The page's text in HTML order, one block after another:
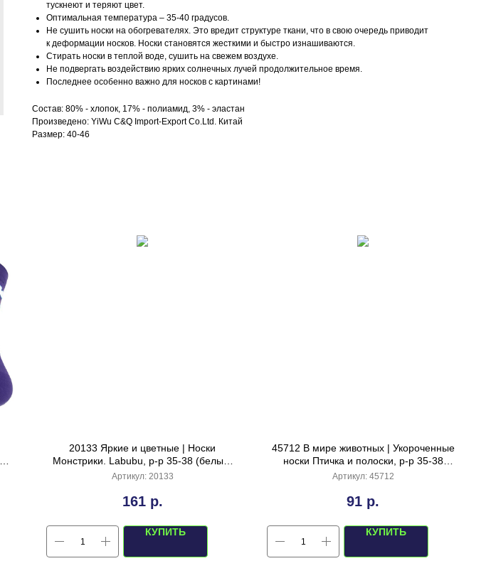
тускнеют и теряют цвет.
Оптимальная температура – 35-40 градусов.
Не сушить носки на обогревателях. Это вредит структуре ткани, что в свою очередь приводит
к деформации носков. Носки становятся жесткими и быстро изнашиваются.
Стирать носки в теплой воде, сушить на свежем воздухе.
Не подвергать воздействию ярких солнечных лучей продолжительное время.
Последнее особенно важно для носков с картинами!
Состав: 80% - хлопок, 17% - полиамид, 3% - эластан
Произведено: YiWu C&Q Import-Export Co.Ltd. Китай
Размер: 40-46
20133 Яркие и цветные | Носки
Монстрики. Labubu, р-р 35-38 (белый,
розовый)
Артикул: 20133
161 р.
КУПИТЬ
45712 В мире животных | Укороченные
носки Птичка и полоски, р-р 35-38
(бело-желтый)
Артикул: 45712
91 р.
КУПИТЬ